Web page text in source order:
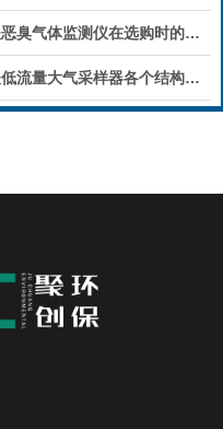
谈谈恶臭气体监测仪在选购时的建议和指南
谈谈低流量大气采样器各个结构的特点